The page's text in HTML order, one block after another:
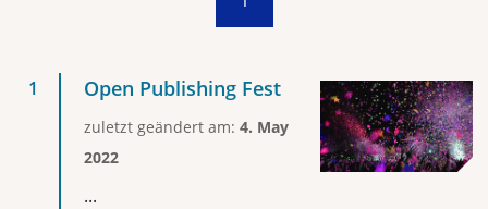
Open Publishing Fest
zuletzt geändert am: 4. May
2022
...